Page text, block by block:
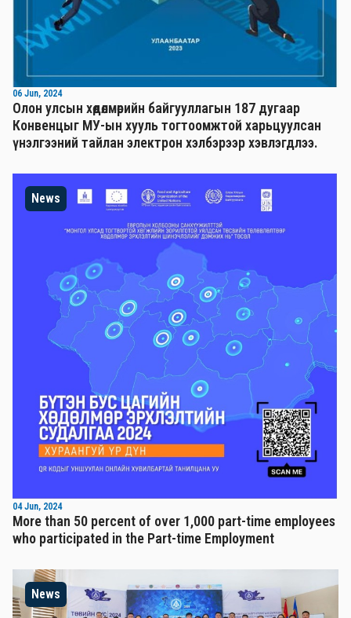
06 Jun, 2024
Олон улсын хөдөлмөрийн байгууллагын 187 дугаар
Конвенцыг МУ-ын хууль тогтоомжтой харьцуулсан
үнэлгээний тайлан электрон хэлбэрээр хэвлэгдлээ.
News
04 Jun, 2024
More than 50 percent of over 1,000 part-time employees
who participated in the Part-time Employment
News